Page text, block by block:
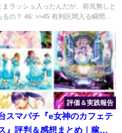
まラッシュ入ったんだが、前兆無しと
るの？ 46: >>45 有利区間入る瞬間...
評価＆実践報告
スマパチ『e女神のカフェテ
』評判＆感想まとめ｜稼働